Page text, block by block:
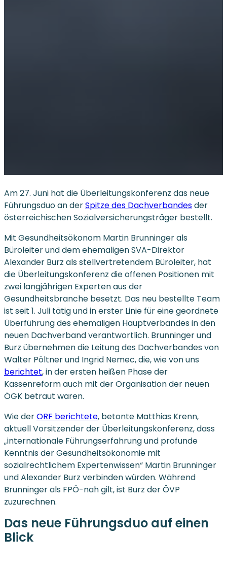
Am 27. Juni hat die Überleitungskonferenz das neue
Führungsduo an derSpitze des Dachverbandesder
österreichischen Sozialversicherungsträger bestellt.
Mit Gesundheitsökonom Martin Brunninger als
Büroleiter und dem ehemaligen SVA-Direktor
Alexander Burz als stellvertretendem Büroleiter, hat
die Überleitungskonferenz die offenen Positionen mit
zwei langjährigen Experten aus der
Gesundheitsbranche besetzt. Das neu bestellte Team
ist seit 1. Juli tätig und in erster Linie für eine geordnete
Überführung des ehemaligen Hauptverbandes in den
neuen Dachverband verantwortlich. Brunninger und
Burz übernehmen die Leitung des Dachverbandes von
Walter Pöltner und Ingrid Nemec, die, wie von uns
berichtet, in der ersten heißen Phase der
Kassenreform auch mit der Organisation der neuen
ÖGK betraut waren.
Wie derORF berichtete, betonte Matthias Krenn,
aktuell Vorsitzender der Überleitungskonferenz, dass
„internationale Führungserfahrung und profunde
Kenntnis der Gesundheitsökonomie mit
sozialrechtlichem Expertenwissen“ Martin Brunninger
und Alexander Burz verbinden würden. Während
Brunninger als FPÖ-nah gilt, ist Burz der ÖVP
zuzurechnen.
Das neue Führungsduo auf einen
Blick